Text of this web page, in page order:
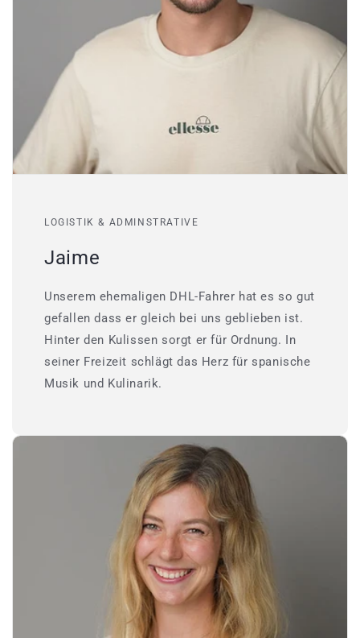
LOGISTIK & ADMINSTRATIVE
Jaime
Unserem ehemaligen DHL-Fahrer hat es so gut
gefallen dass er gleich bei uns geblieben ist.
Hinter den Kulissen sorgt er für Ordnung. In
seiner Freizeit schlägt das Herz für spanische
Musik und Kulinarik.